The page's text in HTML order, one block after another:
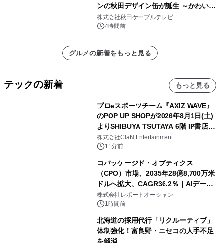
ンの秋田デザイン缶が誕生 ～かわいい
秋田犬の子犬と秋田の四季と名所を巡
るパッケージ～ 9月1日(火)秋田県内で
株式会社秋田ケーブルテレビ
4時間前
グルメの新着をもっと見る
テックの新着 もっと見る
プロeスポーツチーム『AXIZ WAVE』
のPOP UP SHOPが2026年8月1日(土)
よりSHIBUYA TSUTAYA 6階 IP書店で
開催決定！！
株式会社ClaN Entertainment
11分前
コパッケージド・オプティクス
（CPO）市場、2035年28億8,700万米
ドルへ拡大、CAGR36.2％｜AIデータ
センター・高速光通信需要が成長を加
速
株式会社レポートオーシャン
1時間前
北海道の採用代行「リクルーティブ」
体制強化！富良野・ニセコの人手不足
を解消